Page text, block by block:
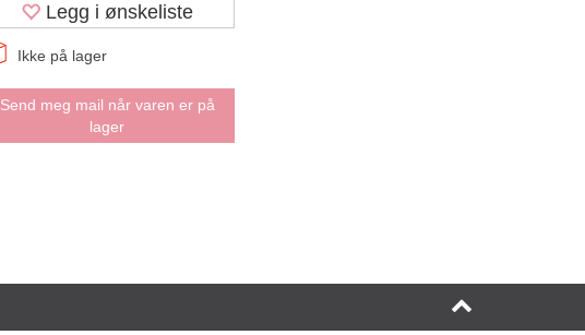
Legg i ønskeliste
Ikke på lager
Send meg mail når varen er på
lager